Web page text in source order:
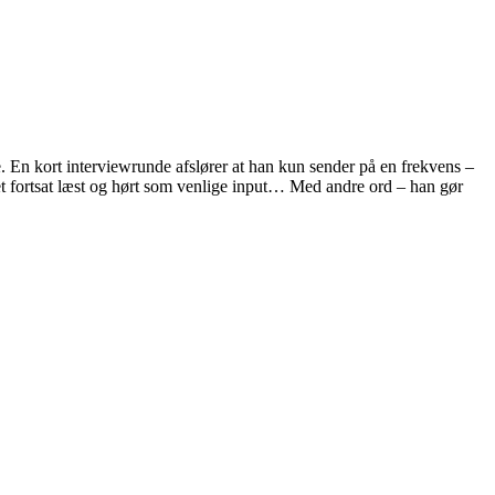
kort interviewrunde afslører at han kun sender på en frekvens –
fortsat læst og hørt som venlige input… Med andre ord – han gør